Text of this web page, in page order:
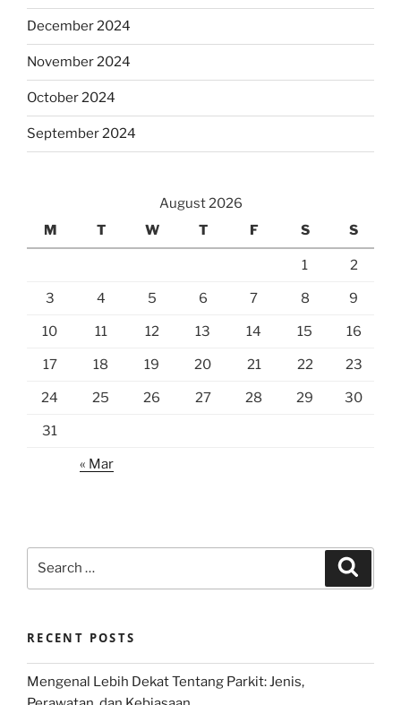
December 2024
November 2024
October 2024
September 2024
August 2026
M
T W T F S S
1 2
3 4 5 6 7 8 9
10 11 12 13 14 15 16
17 18 19 20 21 22 23
24 25 26 27 28 29 30
31
« Mar
RECENT POSTS
Mengenal Lebih Dekat Tentang Parkit: Jenis,